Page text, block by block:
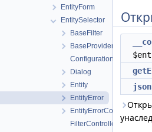
EntityForm
EntitySelector
BaseFilter
BaseProvider
Configuration
Dialog
Entity
EntityError
EntityErrorCollection
FilterControllerResolver